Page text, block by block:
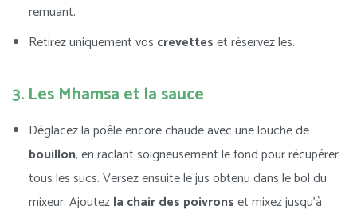
remuant.
Retirez uniquement vos crevetteset réservez les.
3. Les Mhamsa et la sauce
Déglacez la poêle encore chaude avec une louche de
bouillon, en raclant soigneusement le fond pour récupérer
tous les sucs. Versez ensuite le jus obtenu dans le bol du
mixeur. Ajoutezla chair des poivronset mixez jusqu’à